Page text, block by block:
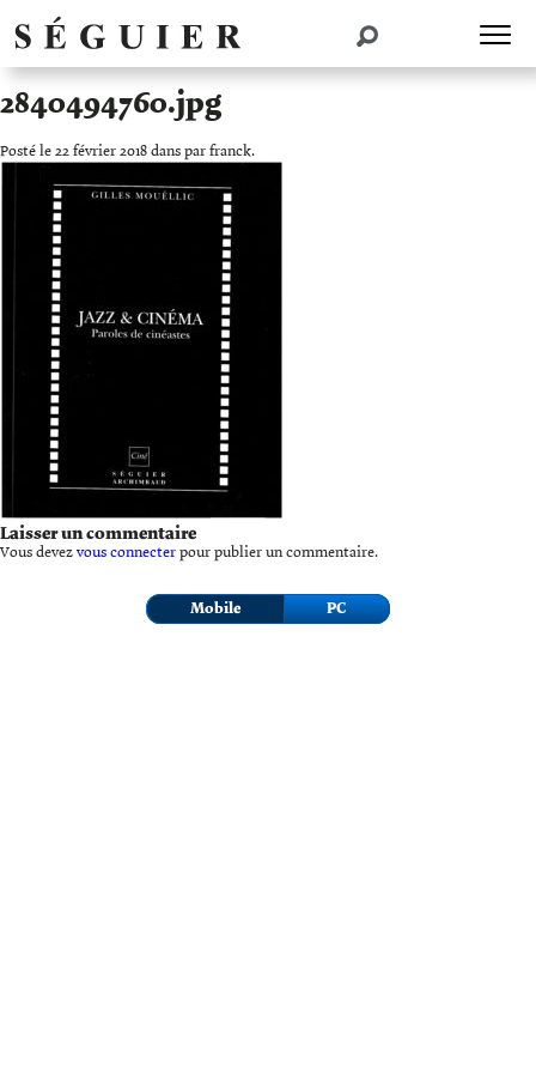
2840494760.jpg
Posté le 22 février 2018 dans par franck.
Laisser un commentaire
Vous devez vous connecter pour publier un commentaire.
Mobile PC